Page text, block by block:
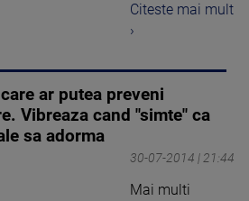
Citeste mai mult
›
ar putea preveni
Vibreaza cand "simte" ca
sa adorma
30-07-2014 | 21:44
Mai multi